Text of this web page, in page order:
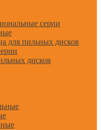
серии
для пильных дисков
дисков